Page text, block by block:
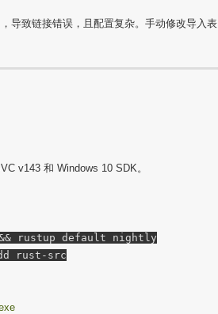
，导致链接错误，且配置复杂。手动修改导入表
v143 和 Windows 10 SDK。
rustup default nightly
rust-src